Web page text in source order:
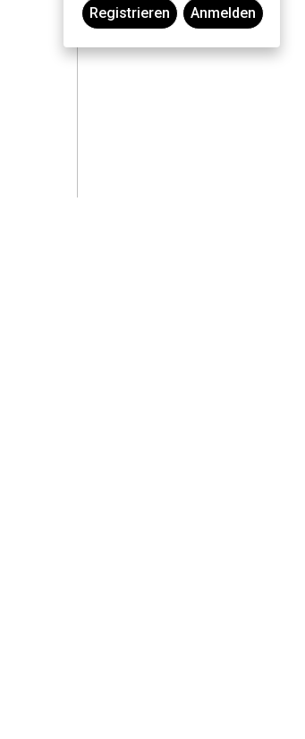
Registrieren Anmelden